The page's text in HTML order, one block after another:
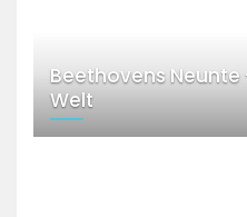
Beethovens
Welt